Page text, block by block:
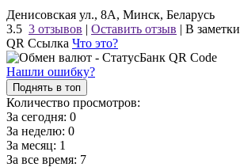
Денисовская ул., 8А, Минск, Беларусь
3.5 3 отзывов | Оставить отзыв | В заметки
QR Ссылка Что это?
Нашли ошибку?
Поднять в топ
Количество просмотров:
За сегодня: 0
За неделю: 0
За месяц: 1
За все время: 7